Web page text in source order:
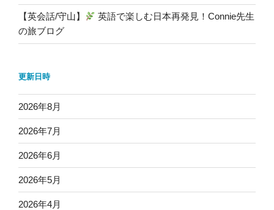
【英会話/守山】
英語で楽しむ日本再発見！Connie先生
の旅ブログ
更新日時
2026年8月
2026年7月
2026年6月
2026年5月
2026年4月